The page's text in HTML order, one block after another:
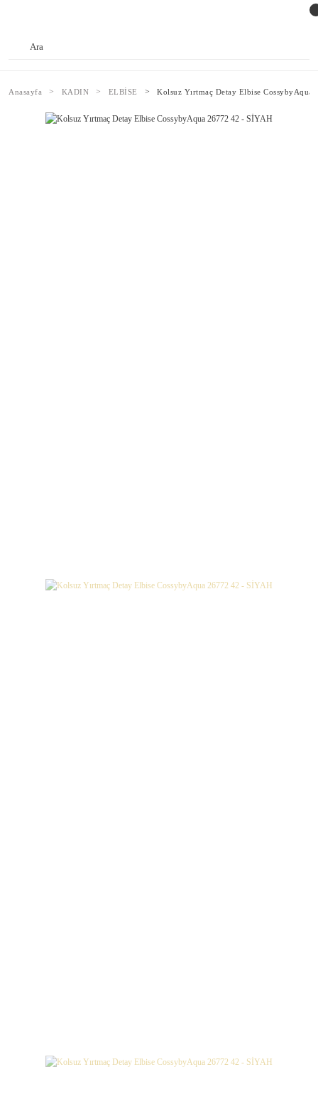
Anasayfa KADIN ELBİSE Kolsuz Yırtmaç Detay Elbise CossybyAqua